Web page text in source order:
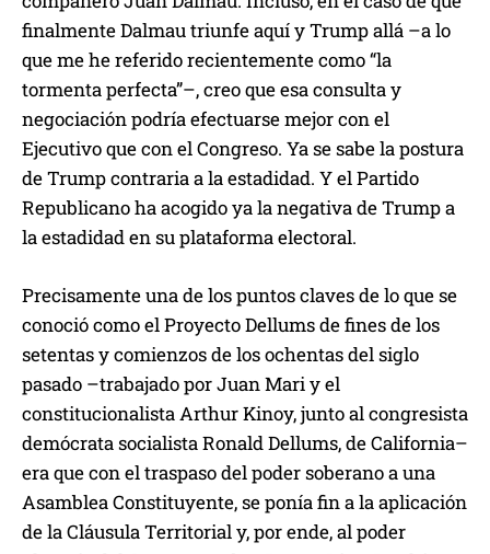
finalmente Dalmau triunfe aquí y Trump allá –a lo
que me he referido recientemente como “la
tormenta perfecta”–, creo que esa consulta y
negociación podría efectuarse mejor con el
Ejecutivo que con el Congreso. Ya se sabe la postura
de Trump contraria a la estadidad. Y el Partido
Republicano ha acogido ya la negativa de Trump a
la estadidad en su plataforma electoral.
Precisamente una de los puntos claves de lo que se
conoció como el Proyecto Dellums de fines de los
setentas y comienzos de los ochentas del siglo
pasado –trabajado por Juan Mari y el
constitucionalista Arthur Kinoy, junto al congresista
demócrata socialista Ronald Dellums, de California–
era que con el traspaso del poder soberano a una
Asamblea Constituyente, se ponía fin a la aplicación
de la Cláusula Territorial y, por ende, al poder